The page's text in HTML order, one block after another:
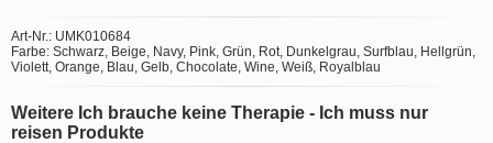
Art-Nr.: UMK010684
Farbe: Schwarz, Beige, Navy, Pink, Grün, Rot, Dunkelgrau, Surfblau, Hellgrün,
Violett, Orange, Blau, Gelb, Chocolate, Wine, Weiß, Royalblau
Weitere Ich brauche keine Therapie - Ich muss nur
reisen Produkte